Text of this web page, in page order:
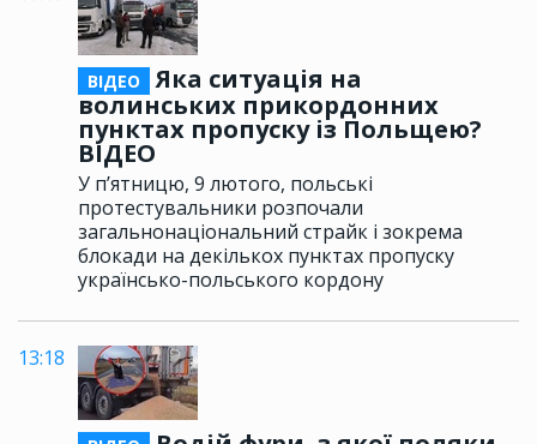
ВІДЕО
Яка ситуація на
волинських прикордонних
пунктах пропуску із Польщею?
ВІДЕО
У п’ятницю, 9 лютого, польські
протестувальники розпочали
загальнонаціональний страйк і зокрема
блокади на декількох пунктах пропуску
українсько-польського кордону
13:18